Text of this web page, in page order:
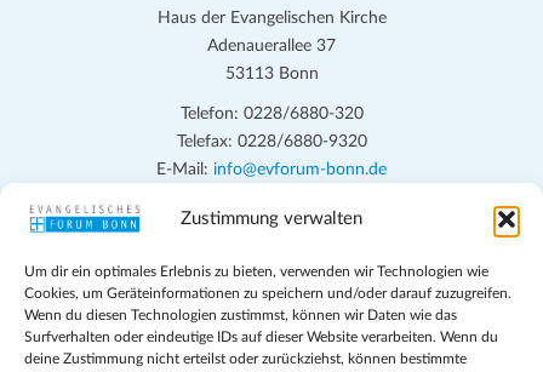
Zustimmung verwalten
Um dir ein optimales Erlebnis zu bieten, verwenden wir Technologien wie
Cookies, um Geräteinformationen zu speichern und/oder darauf zuzugreifen.
Wenn du diesen Technologien zustimmst, können wir Daten wie das
Surfverhalten oder eindeutige IDs auf dieser Website verarbeiten. Wenn du
deine Zustimmung nicht erteilst oder zurückziehst, können bestimmte
Haus der Evangelischen Kirche
Adenauerallee 37
53113 Bonn
Telefon: 0228/6880-320
Telefax: 0228/6880-9320
E-Mail: info@evforum-bonn.de
Das Evangelische Forum Bonn will in seinen zentralen
persönlichen, beruflichen, kirchlichen und öffentlichen Lebens
eingehen, zu offener Begegnung und ehrlicher Auseinandersetzung
anregen und mithelfen, aus der Verheißung des Evangeliums heraus
im individuellen und gesellschaftlichen Leben verantwortlich zu